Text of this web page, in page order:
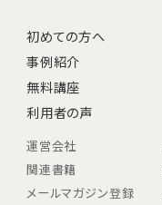
初めての方へ
事例紹介
無料講座
利用者の声
運営会社
関連書籍
メールマガジン登録